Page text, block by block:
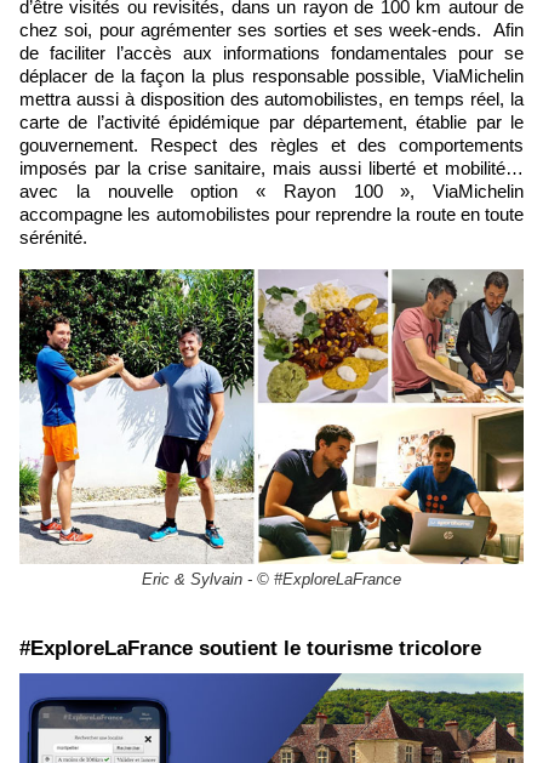
d’être visités ou revisités, dans un rayon de 100 km autour de
chez soi, pour agrémenter ses sorties et ses week-ends. Afin
de faciliter l’accès aux informations fondamentales pour se
déplacer de la façon la plus responsable possible, ViaMichelin
mettra aussi à disposition des automobilistes, en temps réel, la
carte de l’activité épidémique par département, établie par le
gouvernement. Respect des règles et des comportements
imposés par la crise sanitaire, mais aussi liberté et mobilité…
avec la nouvelle option « Rayon 100 », ViaMichelin
accompagne les automobilistes pour reprendre la route en toute
sérénité.
Eric & Sylvain - © #ExploreLaFrance
#ExploreLaFrance soutient le tourisme tricolore